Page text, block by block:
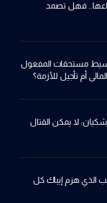
فهل تصمد
مستحقات المفعول
أم تأجيل للأزمة؟
لا يمكن القتال
الذي هزم إيباك كل